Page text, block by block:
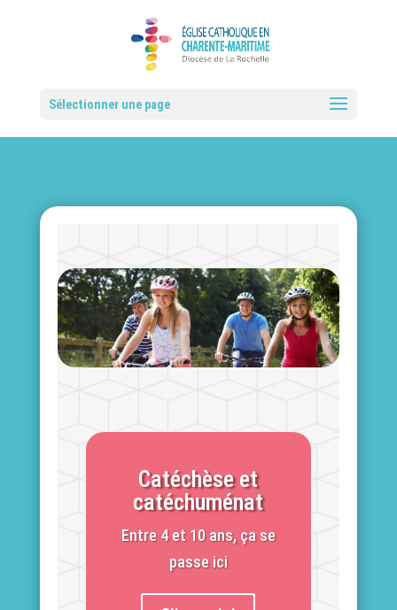
Sélectionner une page
Catéchèse et
catéchuménat
Entre 4 et 10 ans, ça se
passe ici